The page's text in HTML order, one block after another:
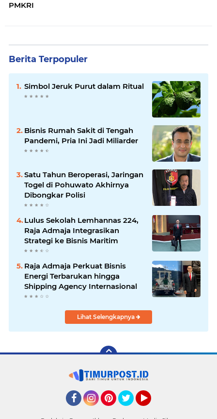
PMKRI
Berita Terpopuler
Simbol Jeruk Purut dalam Ritual
Bisnis Rumah Sakit di Tengah
Pandemi, Pria Ini Jadi Miliarder
Satu Tahun Beroperasi, Jaringan
Togel di Pohuwato Akhirnya
Dibongkar Polisi
Lulus Sekolah Lemhannas 224,
Raja Admaja Integrasikan
Strategi ke Bisnis Maritim
Raja Admaja Perkuat Bisnis
Energi Terbarukan hingga
Shipping Agency Internasional
Lihat Selengkapnya